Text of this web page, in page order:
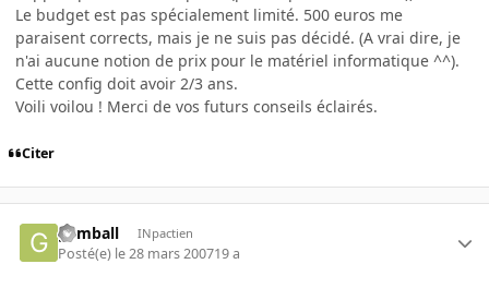
Le budget est pas spécialement limité. 500 euros me
paraisent corrects, mais je ne suis pas décidé. (A vrai dire, je
n'ai aucune notion de prix pour le matériel informatique ^^).
Cette config doit avoir 2/3 ans.
Voili voilou ! Merci de vos futurs conseils éclairés.
Citer
gvmball INpactien
Posté(e) le 28 mars 200719 a